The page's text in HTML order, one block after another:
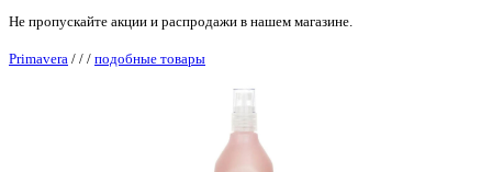
Не пропускайте акции и распродажи в нашем магазине.
Primavera / / / подобные товары